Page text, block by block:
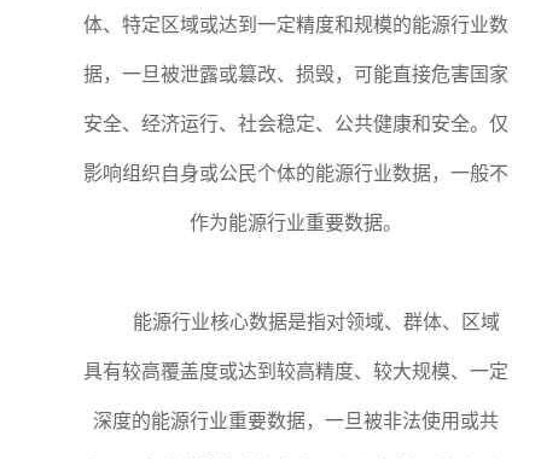
体、特定区域或达到一定精度和规模的能源行业数
据，一旦被泄露或篡改、损毁，可能直接危害国家
安全、经济运行、社会稳定、公共健康和安全。仅
影响组织自身或公民个体的能源行业数据，一般不
作为能源行业重要数据。
能源行业核心数据是指对领域、群体、区域
具有较高覆盖度或达到较高精度、较大规模、一定
深度的能源行业重要数据，一旦被非法使用或共